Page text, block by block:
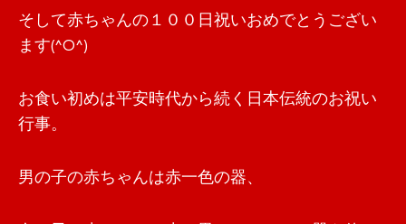
そして赤ちゃんの１００日祝いおめでとうござい
ます(^O^)
お食い初めは平安時代から続く日本伝統のお祝い
行事。
男の子の赤ちゃんは赤一色の器、